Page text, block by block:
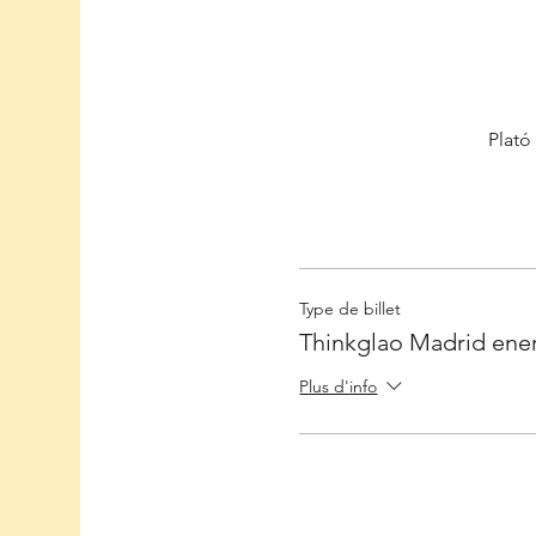
Plató
Type de billet
Thinkglao Madrid
Plus d'info